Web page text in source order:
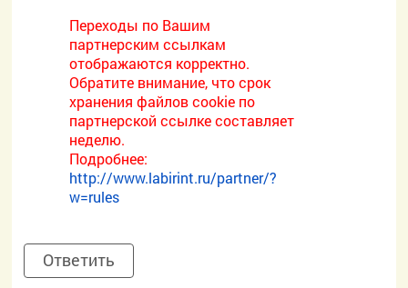
Переходы по Вашим
партнерским ссылкам
отображаются корректно.
Обратите внимание, что срок
хранения файлов cookie по
партнерской ссылке составляет
неделю.
Подробнее:
http://www.labirint.ru/partner/?
w=rules
Ответить